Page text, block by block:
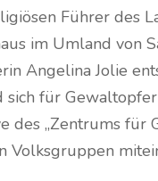
Führer des
im Umland von
Angelina Jolie
für
des „Zentrums für
Volksgruppen